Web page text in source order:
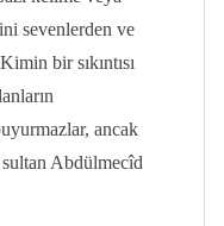
sevenlerden ve
bir sıkıntısı
ancak
sultan Abdülmecîd